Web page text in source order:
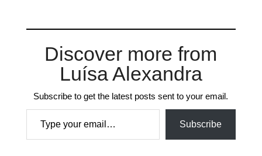
Discover more from
Luísa Alexandra
Subscribe to get the latest posts sent to your email.
Type your email…
Subscribe